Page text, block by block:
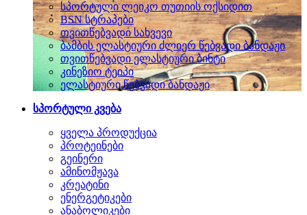
სპორტული ლეიკო თუთიის ოქსიდით
BSN სტრაპები
თვითწებვადი სახვევი
ბამბის ელასტიური ძლიერ წებვადი ბანდაჟი
თვითწებვადი ელასტიური ბინტი
კინეზიო ტეიპი
ელასტიური წებვადი ბანდაჟი
სპორტული კვება
ყველა პროდუქცია
პროტეინები
გეინერი
ამინომჟავა
კრეატინი
ენერგეტიკები
ანაბოლიკები